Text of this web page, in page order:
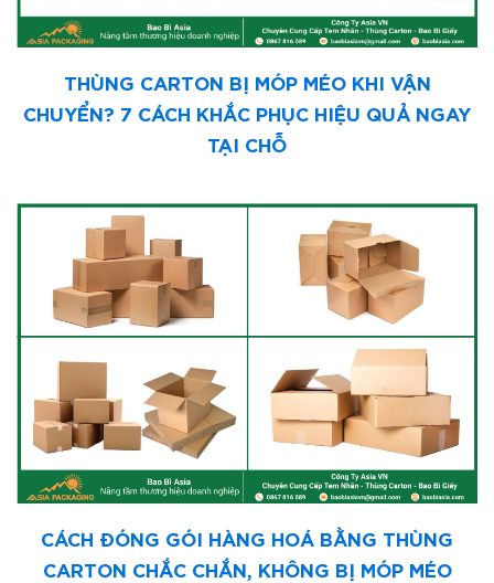
THÙNG CARTON BỊ MÓP MÉO KHI VẬN
CHUYỂN? 7 CÁCH KHẮC PHỤC HIỆU QUẢ NGAY
TẠI CHỖ
CÁCH ĐÓNG GÓI HÀNG HOÁ BẰNG THÙNG
CARTON CHẮC CHẮN, KHÔNG BỊ MÓP MÉO